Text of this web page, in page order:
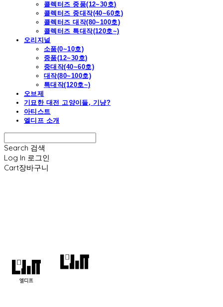
콜렉터즈 중품(12~30호)
콜렉터즈 중대작(40~60호)
콜렉터즈 대작(80~100호)
콜렉터즈 특대작(120호~)
오리지널
소품(0~10호)
중품(12~30호)
중대작(40~60호)
대작(80~100호)
특대작(120호~)
오브제
기묘한 대전 고양이들, 기냥?
아티스트
엘디프 소개
Search 검색
Log In 로그인
Cart장바구니